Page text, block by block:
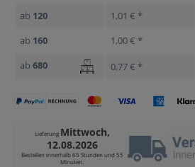
ab 120 1,01 € *
ab 160 1,00 € *
ab 680 0,77 € *
Lieferung Mittwoch,
12.08.2026
Bestellen innerhalb65 Stunden und 55
Minuten.